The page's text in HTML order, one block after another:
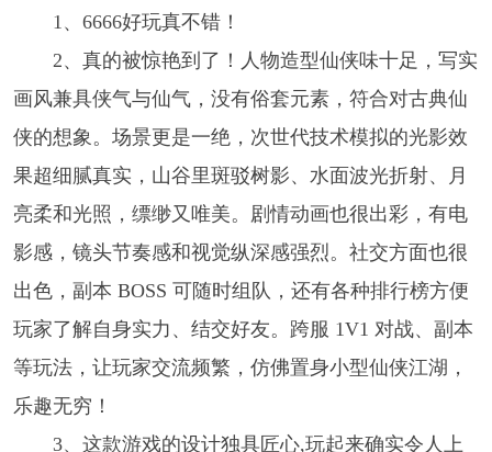
1、6666好玩真不错！
2、真的被惊艳到了！人物造型仙侠味十足，写实
画风兼具侠气与仙气，没有俗套元素，符合对古典仙
侠的想象。场景更是一绝，次世代技术模拟的光影效
果超细腻真实，山谷里斑驳树影、水面波光折射、月
亮柔和光照，缥缈又唯美。剧情动画也很出彩，有电
影感，镜头节奏感和视觉纵深感强烈。社交方面也很
出色，副本 BOSS 可随时组队，还有各种排行榜方便
玩家了解自身实力、结交好友。跨服 1V1 对战、副本
等玩法，让玩家交流频繁，仿佛置身小型仙侠江湖，
乐趣无穷！
3、这款游戏的设计独具匠心,玩起来确实令人上